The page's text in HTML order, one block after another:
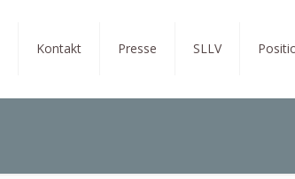
Kontakt Presse SLLV